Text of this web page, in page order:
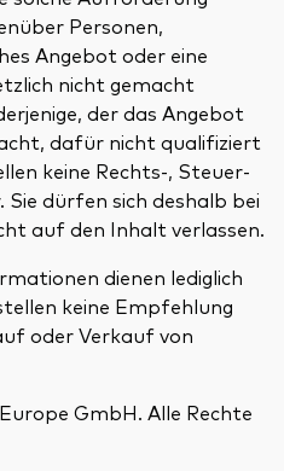
Personen,
Angebot oder eine
nicht gemacht
der das Angebot
dafür nicht qualifiziert
keine Rechts-, Steuer-
dürfen sich deshalb bei
auf den Inhalt verlassen.
dienen lediglich
keine Empfehlung
oder Verkauf von
GmbH. Alle Rechte